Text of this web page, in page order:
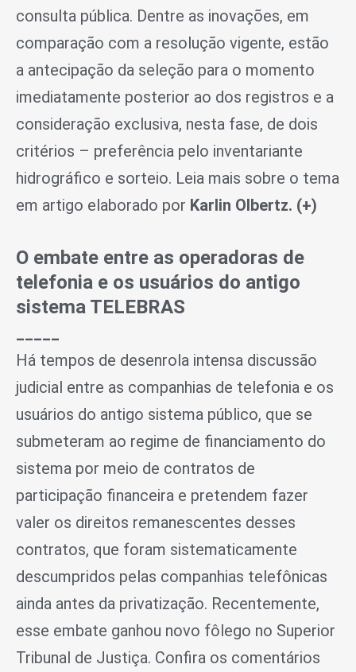
consulta pública. Dentre as inovações, em
comparação com a resolução vigente, estão
a antecipação da seleção para o momento
imediatamente posterior ao dos registros e a
consideração exclusiva, nesta fase, de dois
critérios – preferência pelo inventariante
hidrográfico e sorteio. Leia mais sobre o tema
em artigo elaborado por Karlin Olbertz. (+)
O embate entre as operadoras de
telefonia e os usuários do antigo
sistema TELEBRAS
_____
Há tempos de desenrola intensa discussão
judicial entre as companhias de telefonia e os
usuários do antigo sistema público, que se
submeteram ao regime de financiamento do
sistema por meio de contratos de
participação financeira e pretendem fazer
valer os direitos remanescentes desses
contratos, que foram sistematicamente
descumpridos pelas companhias telefônicas
ainda antes da privatização. Recentemente,
esse embate ganhou novo fôlego no Superior
Tribunal de Justiça. Confira os comentários